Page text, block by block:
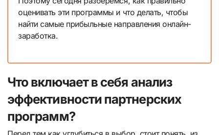
оценивать эти программы и что делать, чтобы
найти самые прибыльные направления онлайн-
заработка.
Что включает в себя анализ
эффективности партнерских
программ?